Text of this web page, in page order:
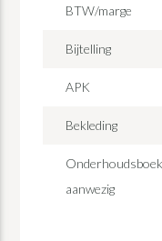
BTW/marge
Bijtelling
APK
Bekleding
aanwezig